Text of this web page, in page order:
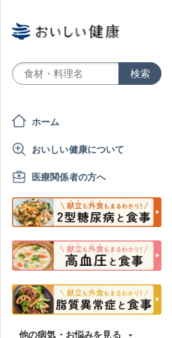
ホーム
おいしい健康について
医療関係者の方へ
他の病気・お悩みを見る